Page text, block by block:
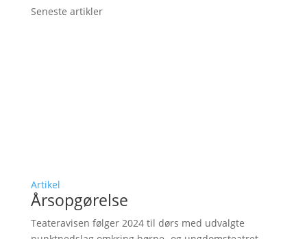
Seneste artikler
Artikel
Årsopgørelse
Teateravisen følger 2024 til dørs med udvalgte